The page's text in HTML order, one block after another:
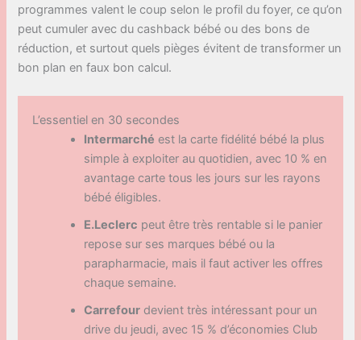
programmes valent le coup selon le profil du foyer, ce qu’on
peut cumuler avec du cashback bébé ou des bons de
réduction, et surtout quels pièges évitent de transformer un
bon plan en faux bon calcul.
L’essentiel en 30 secondes
Intermarché est la carte fidélité bébé la plus
simple à exploiter au quotidien, avec 10 % en
avantage carte tous les jours sur les rayons
bébé éligibles.
E.Leclerc peut être très rentable si le panier
repose sur ses marques bébé ou la
parapharmacie, mais il faut activer les offres
chaque semaine.
Carrefour devient très intéressant pour un
drive du jeudi, avec 15 % d’économies Club